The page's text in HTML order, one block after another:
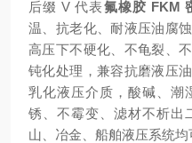
后缀 V 代表氟橡胶 FKM
温、抗老化、耐液压油腐
高压下不硬化、不龟裂、
钝化处理，兼容抗磨液压
乳化液压介质，酸碱、潮
锈、不霉变、滤材不析出
山、冶金、船舶液压系统均